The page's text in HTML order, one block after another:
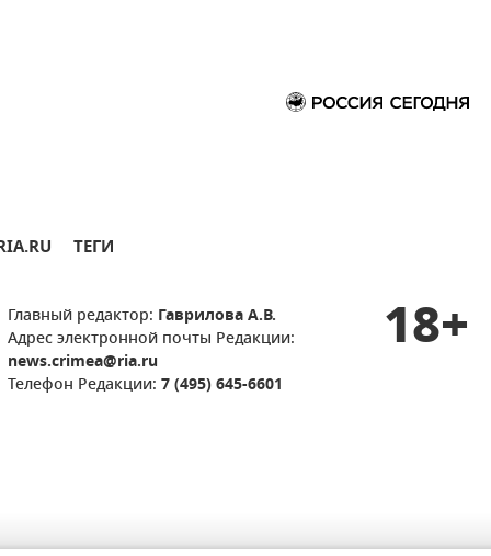
ТЕГИ
Главный редактор: Гаврилова А.В.
Адрес электронной почты Редакции:
news.crimea@ria.ru
Телефон Редакции: 7 (495) 645-6601
18+